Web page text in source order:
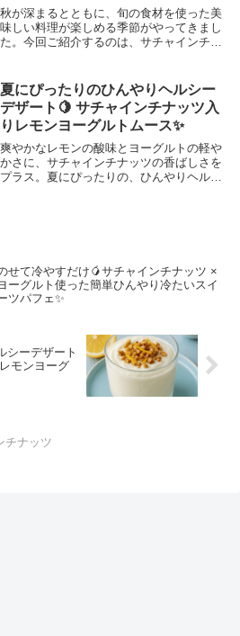
秋が深まるとともに、旬の食材を使った美
味しい料理が楽しめる季節がやってきまし
た。今回ご紹介するのは、サチャインチナ
栄養価の高いサチャインチナッツを組み合
わせた、ヘル...
夏にぴったりのひんやりヘルシー
デザート🍋 サチャインチナッツ入
りレモンヨーグルトムース✨
爽やかなレモンの酸味とヨーグルトの軽や
かさに、サチャインチナッツの香ばしさを
プラス。夏にぴったりの、ひんやりヘルシ
せて冷やすだけ🥭サチャインチナッツ ×
ーグルト使った簡単ひんやり冷たいスイ
ツパフェ✨
シーデザート
モンヨーグ
チナッツ